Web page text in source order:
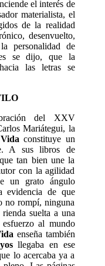
el interés de
materialista, el
de la realidad
desenvuelto,
personalidad de
se dijo, que la
las letras se
del XXV
Mariátegui, la
constituye un
A sus libros de
tan bien une la
con la agilidad
un grato ángulo
evidencia de que
no rompí, ninguna
suelta a una
esfuerzo al mundo
enseña también
llegaba en ese
lo acercaba ya a